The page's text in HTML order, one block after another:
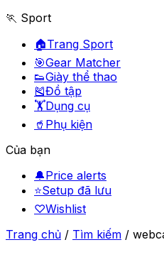
🏃 Sport
🏠Trang Sport
🎯Gear Matcher
👟Giày thể thao
🎽Đồ tập
🏋️Dụng cụ
🥤 Phụ kiện
Của bạn
🔔Price alerts
⭐Setup đã lưu
♡Wishlist
Trang chủ / Tìm kiếm /